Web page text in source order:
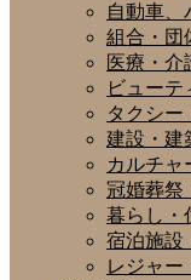
自動車、
組合・団
医療・介
ビューテ
タクシー
建設・建
カルチャ
冠婚葬祭
暮らし・
宿泊施設
レジャー